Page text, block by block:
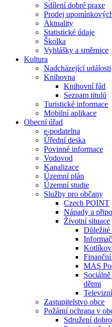
Sdílení dobré praxe
Prodej
Aktuality
Statistické údaje
Školka
Vyhlášky a směrnice
Kultura
Nadcházející události
Knihovna
Knihovní řád
Seznam titulů
Turistické informace
Mobilní aplikace
Obecní úřad
e-podatelna
Úřední deska
Povinné informace
Vodovod
Kanalizace
Územní plán
Územní studie
Služby pro občany
Czech POINT
Nápady a
Životní situace
Důležité
MAS
dětmi
Zastupitelstvo obce
Požární ochrana v
Sdružení